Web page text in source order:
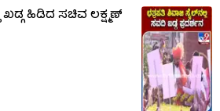
ಖಡ್ಗ ಹಿಡಿದ ಸಚಿವ ಲಕ್ಷ್ಮಣ್